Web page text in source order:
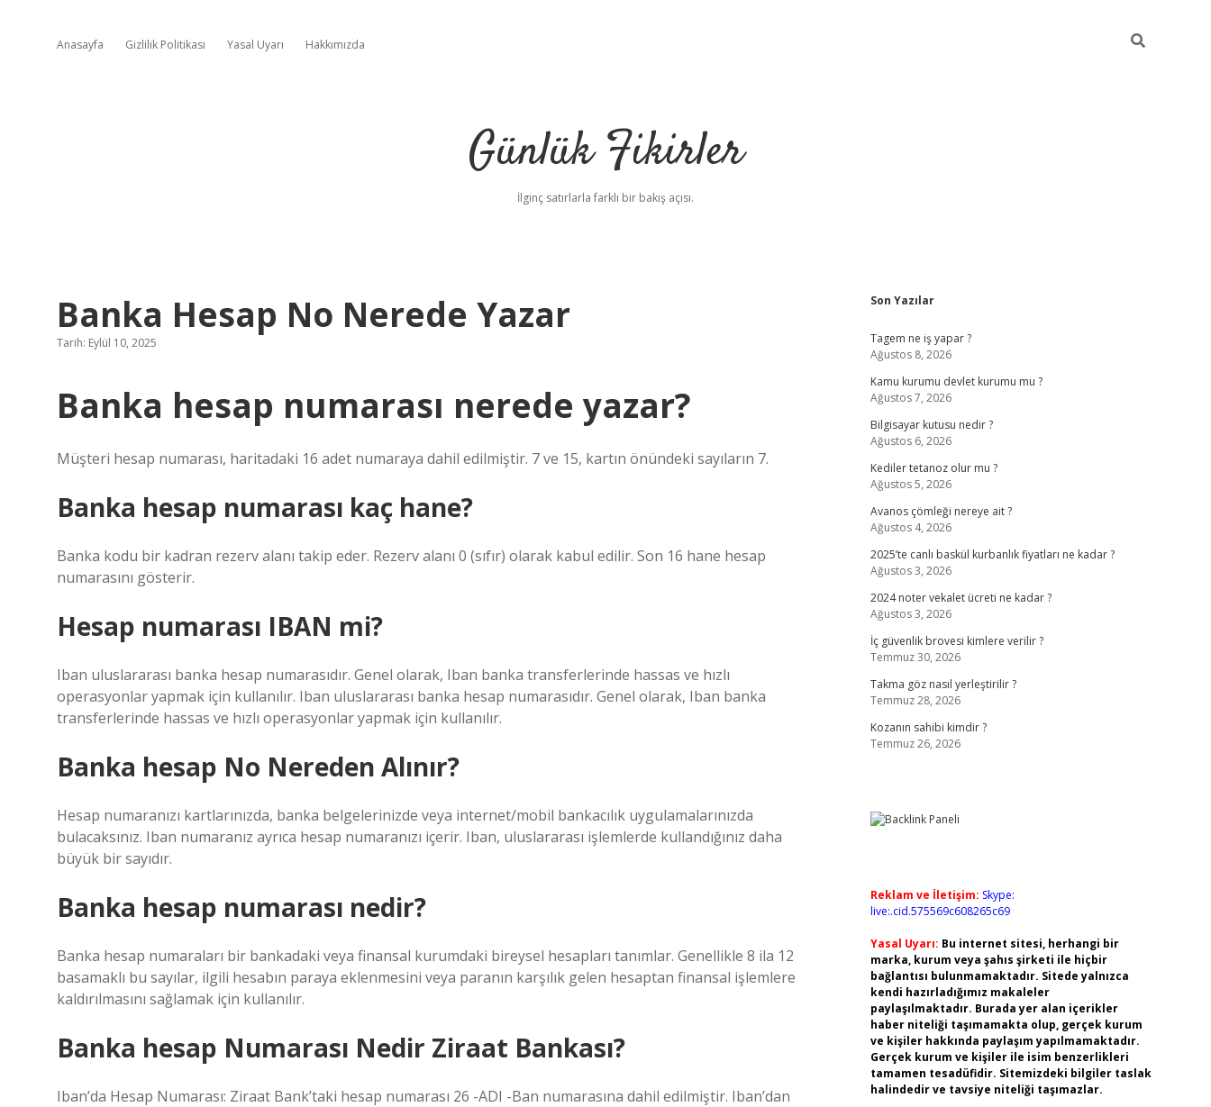
Anasayfa Gizlilik Politikası Yasal Uyarı Hakkımızda
Günlük Fikirler
İlginç satırlarla farklı bir bakış açısı.
Banka Hesap No Nerede Yazar
Tarih: Eylül 10, 2025
Banka hesap numarası nerede yazar?
Müşteri hesap numarası, haritadaki 16 adet numaraya dahil edilmiştir. 7 ve 15, kartın önündeki sayıların 7.
Banka hesap numarası kaç hane?
Banka kodu bir kadran rezerv alanı takip eder. Rezerv alanı 0 (sıfır) olarak kabul edilir. Son 16 hane hesap
numarasını gösterir.
Hesap numarası IBAN mi?
Iban uluslararası banka hesap numarasıdır. Genel olarak, Iban banka transferlerinde hassas ve hızlı
operasyonlar yapmak için kullanılır. Iban uluslararası banka hesap numarasıdır. Genel olarak, Iban banka
transferlerinde hassas ve hızlı operasyonlar yapmak için kullanılır.
Banka hesap No Nereden Alınır?
Hesap numaranızı kartlarınızda, banka belgelerinizde veya internet/mobil bankacılık uygulamalarınızda
bulacaksınız. Iban numaranız ayrıca hesap numaranızı içerir. Iban, uluslararası işlemlerde kullandığınız daha
büyük bir sayıdır.
Banka hesap numarası nedir?
Banka hesap numaraları bir bankadaki veya finansal kurumdaki bireysel hesapları tanımlar. Genellikle 8 ila 12
basamaklı bu sayılar, ilgili hesabın paraya eklenmesini veya paranın karşılık gelen hesaptan finansal işlemlere
kaldırılmasını sağlamak için kullanılır.
Banka hesap Numarası Nedir Ziraat Bankası?
Iban’da Hesap Numarası: Ziraat Bank’taki hesap numarası 26 -ADI -Ban numarasına dahil edilmiştir. Iban’dan
Sidebar
Son Yazılar
Tagem ne iş yapar ?
Ağustos 8, 2026
Kamu kurumu devlet kurumu mu ?
Ağustos 7, 2026
Bilgisayar kutusu nedir ?
Ağustos 6, 2026
Kediler tetanoz olur mu ?
Ağustos 5, 2026
Avanos çömleği nereye ait ?
Ağustos 4, 2026
2025’te canlı baskül kurbanlık fiyatları ne kadar ?
Ağustos 3, 2026
2024 noter vekalet ücreti ne kadar ?
Ağustos 3, 2026
İç güvenlik brovesi kimlere verilir ?
Temmuz 30, 2026
Takma göz nasıl yerleştirilir ?
Temmuz 28, 2026
Kozanın sahibi kimdir ?
Temmuz 26, 2026
Reklam ve İletişim: Skype:
live:.cid.575569c608265c69
Yasal Uyarı: Bu internet sitesi, herhangi bir
marka, kurum veya şahıs şirketi ile hiçbir
bağlantısı bulunmamaktadır. Sitede yalnızca
kendi hazırladığımız makaleler
paylaşılmaktadır. Burada yer alan içerikler
haber niteliği taşımamakta olup, gerçek kurum
ve kişiler hakkında paylaşım yapılmamaktadır.
Gerçek kurum ve kişiler ile isim benzerlikleri
tamamen tesadüfidir. Sitemizdeki bilgiler taslak
halindedir ve tavsiye niteliği taşımazlar.